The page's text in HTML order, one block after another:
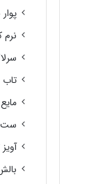
نرم
تاب
ست